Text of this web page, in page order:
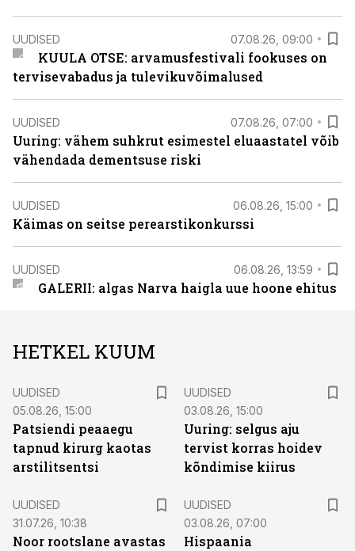
UUDISED 07.08.26, 09:00
KUULA OTSE: arvamusfestivali fookuses on
tervisevabadus ja tulevikuvõimalused
UUDISED 07.08.26, 07:00
Uuring: vähem suhkrut esimestel eluaastatel võib
vähendada dementsuse riski
UUDISED 06.08.26, 15:00
Käimas on seitse perearstikonkurssi
UUDISED 06.08.26, 13:59
GALERII: algas Narva haigla uue hoone ehitus
HETKEL KUUM
UUDISED
05.08.26, 15:00
Patsiendi peaaegu
tapnud kirurg kaotas
arstilitsentsi
UUDISED
03.08.26, 15:00
Uuring: selgus aju
tervist korras hoidev
kõndimise kiirus
UUDISED
31.07.26, 10:38
Noor rootslane avastas
UUDISED
03.08.26, 07:00
Hispaania